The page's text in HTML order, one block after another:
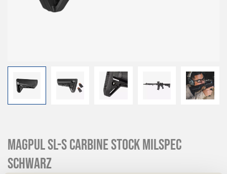
Magpul SL-S Carbine Stock Milspec
Schwarz